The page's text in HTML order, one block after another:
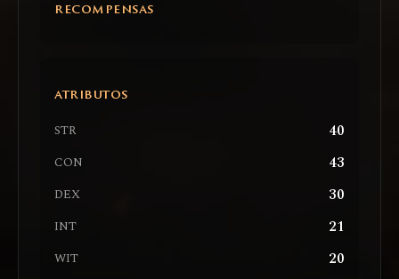
RECOMPENSAS
ATRIBUTOS
STR 40
CON 43
DEX 30
INT 21
WIT 20